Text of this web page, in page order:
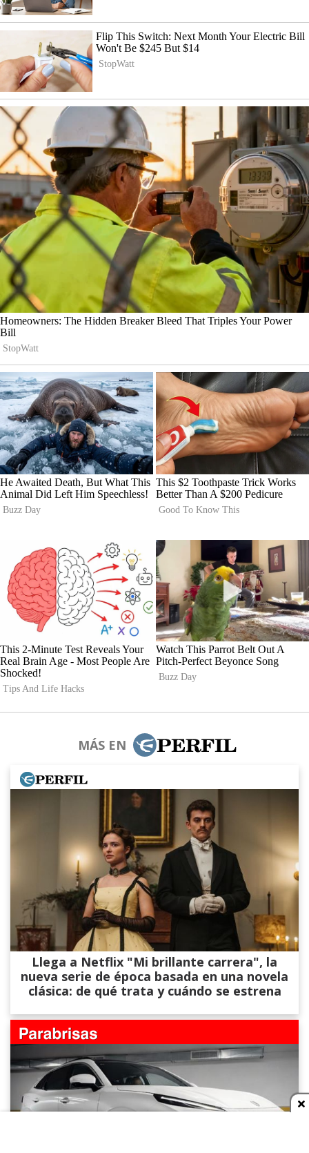
MÁS EN
Llega a Netflix "Mi brillante carrera", la
nueva serie de época basada en una novela
clásica: de qué trata y cuándo se estrena